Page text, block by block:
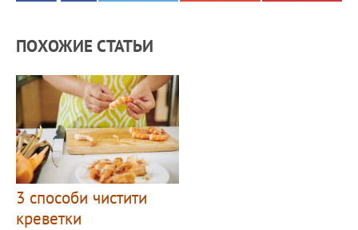
ПОХОЖИЕ СТАТЬИ
3 способи чистити
креветки